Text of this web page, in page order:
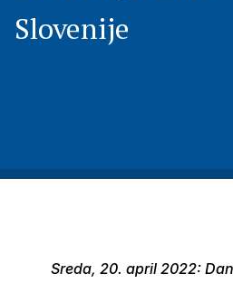
Slovenije
Sreda, 20. april 2022: